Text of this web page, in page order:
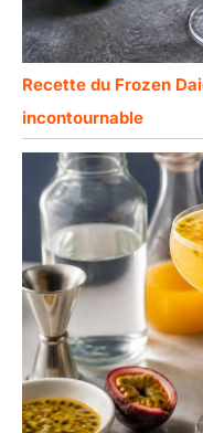
Recette du Frozen
incontournable